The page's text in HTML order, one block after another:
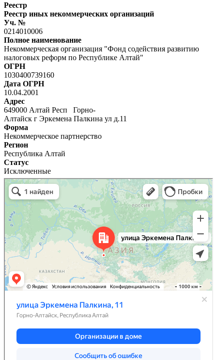
Реестр
Реестр иных некоммерческих организаций
Уч. №
0214010006
Полное наименование
Некоммерческая организация "Фонд содействия развитию
налоговых реформ по Республике Алтай"
ОГРН
1030400739160
Дата ОГРН
10.04.2001
Адрес
649000 Алтай Респ Горно-
Алтайск г Эркемена Палкина ул д.11
Форма
Некоммерческое партнерство
Регион
Республика Алтай
Статус
Исключенные